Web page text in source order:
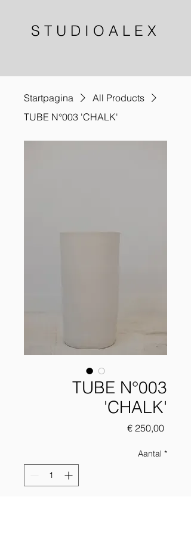
S T U D I O A L E X
Startpagina
All Products
TUBE N°003 'CHALK'
TUBE N°003
'CHALK'
€ 250,00Prijs
Aantal *